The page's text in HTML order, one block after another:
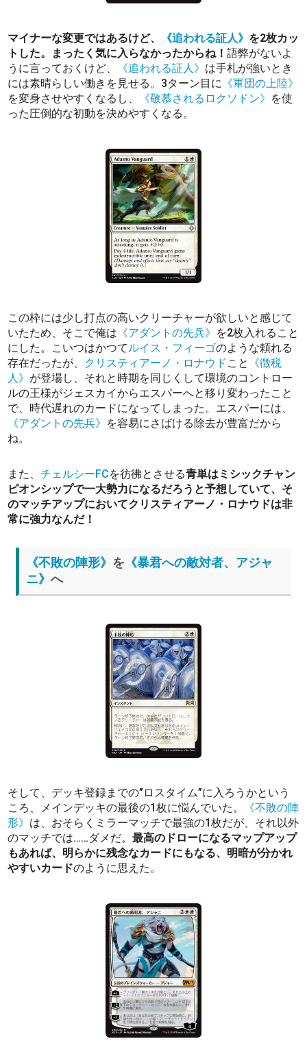
マイナーな変更ではあるけど、 《追われる証人》 を2枚カッ
トした。まったく気に入らなかったからね！語弊がないよ
うに言っておくけど、
《追われる証人》 は手札が強いとき
には素晴らしい働きを見せる。3ターン目に 《軍団の上陸》
を変身させやすくなるし、
《敬慕されるロクソドン》 を使
った圧倒的な初動を決めやすくなる。
この枠には少し打点の高いクリーチャーが欲しいと感じて
いたため、そこで俺は 《アダントの先兵》 を2枚入れること
にした。こいつはかつてルイス・フィーゴのような頼れる
存在だったが、 クリスティアーノ・ロナウド こと
《徴税
人》 が登場し、それと時期を同じくして環境のコントロー
ルの王様がジェスカイからエスパーへと移り変わったこと
で、時代遅れのカードになってしまった。エスパーには、
《アダントの先兵》 を容易にさばける除去が豊富だから
ね。
また、チェルシーFCを彷彿とさせる青単はミシックチャン
ピオンシップで一大勢力になるだろうと予想していて、そ
のマッチアップにおいてクリスティアーノ・ロナウドは非
常に強力なんだ！
《不敗の陣形》 を 《暴君への敵対者、アジャ
ニ》へ
そして、デッキ登録までの”ロスタイム”に入ろうかという
ころ、メインデッキの最後の1枚に悩んでいた。
《不敗の陣
形》 は、おそらくミラーマッチで最強の1枚だが、それ以外
のマッチでは……ダメだ。最高のドローになるマップアップ
もあれば、明らかに残念なカードにもなる、明暗が分かれ
やすいカードのように思えた。